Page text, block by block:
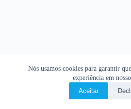
Nós usamos cookies para garantir
experiência em
Aceitar
Copyright © 2026 • O Livro Sagrado